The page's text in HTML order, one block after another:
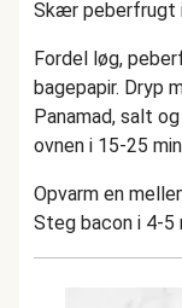
Skær peberfrugt
Fordel løg,
bagepapir. Dryp
Panamad, salt
ovnen i 15-25
Opvarm en
Steg bacon i 4-5